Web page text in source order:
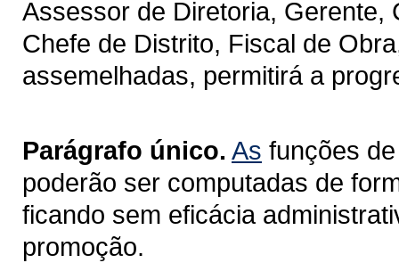
Assessor de Diretoria, Gerente,
Chefe de Distrito, Fiscal de
assemelhadas, permitirá a
Parágrafo único. As funções
poderão ser computadas de
ficando sem eficácia
promoção.